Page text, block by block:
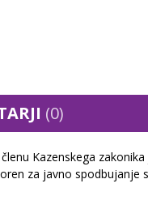
(0)
členu Kazenskega
za javno spodbujanje